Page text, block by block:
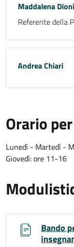
Maddalena
Referente della
Andrea Chiari
Orario
Lunedì - Martedì -
Giovedì: ore 11-16
Bando